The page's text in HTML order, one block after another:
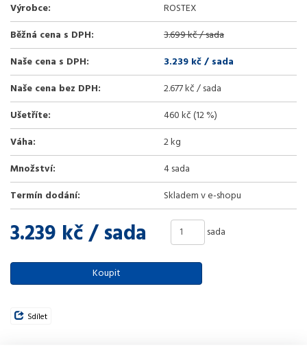
Výrobce:
ROSTEX
Běžná cena s DPH:
3.699 kč / sada
Naše cena s DPH:
3.239 kč/ sada
Naše cena bez DPH:
2.677 kč / sada
Ušetříte:
460 kč (12 %)
Váha:
2 kg
Množství:
4 sada
Termín dodání:
Skladem v e-shopu
3.239 kč/ sada sada
Koupit
Sdílet